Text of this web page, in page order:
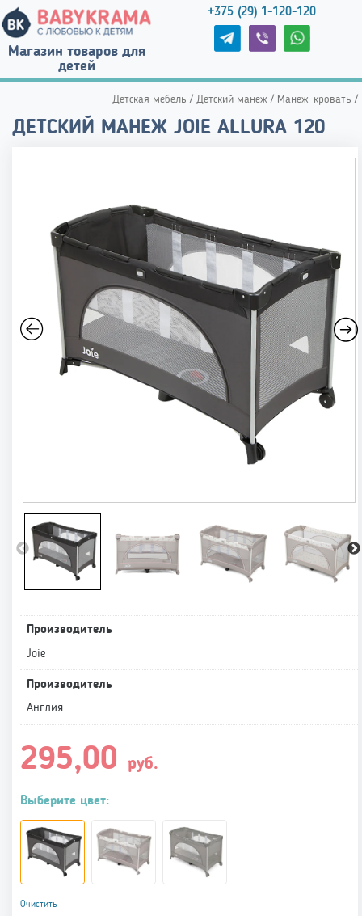
Магазин товаров для
детей
+375 (29) 1-120-120
Детская мебель / Детский манеж / Манеж-кровать /
ДЕТСКИЙ МАНЕЖ JOIE ALLURA 120
Производитель
Joie
Производитель
Англия
295,00 руб.
Выберите цвет:
Очистить